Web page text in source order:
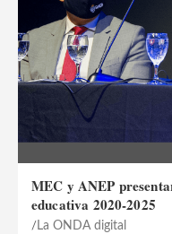
MEC y ANEP
educativa 2020-2025
La ONDA digital